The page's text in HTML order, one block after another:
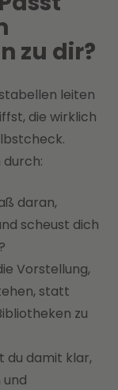
zu dir?
leiten
die wirklich
daran,
scheust dich
Vorstellung,
statt
zu
du damit klar,
und